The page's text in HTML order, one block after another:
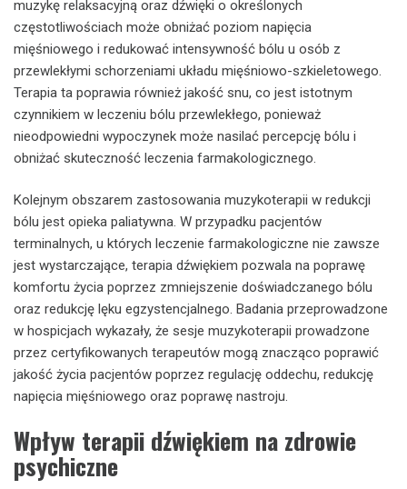
muzykę relaksacyjną oraz dźwięki o określonych
częstotliwościach może obniżać poziom napięcia
mięśniowego i redukować intensywność bólu u osób z
przewlekłymi schorzeniami układu mięśniowo-szkieletowego.
Terapia ta poprawia również jakość snu, co jest istotnym
czynnikiem w leczeniu bólu przewlekłego, ponieważ
nieodpowiedni wypoczynek może nasilać percepcję bólu i
obniżać skuteczność leczenia farmakologicznego.
Kolejnym obszarem zastosowania muzykoterapii w redukcji
bólu jest opieka paliatywna. W przypadku pacjentów
terminalnych, u których leczenie farmakologiczne nie zawsze
jest wystarczające, terapia dźwiękiem pozwala na poprawę
komfortu życia poprzez zmniejszenie doświadczanego bólu
oraz redukcję lęku egzystencjalnego. Badania przeprowadzone
w hospicjach wykazały, że sesje muzykoterapii prowadzone
przez certyfikowanych terapeutów mogą znacząco poprawić
jakość życia pacjentów poprzez regulację oddechu, redukcję
napięcia mięśniowego oraz poprawę nastroju.
Wpływ terapii dźwiękiem na zdrowie
psychiczne